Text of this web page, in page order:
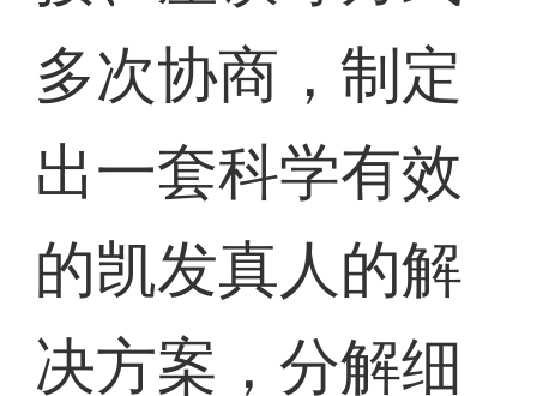
多次协商，制定
出一套科学有效
的凯发真人的解
决方案，分解细